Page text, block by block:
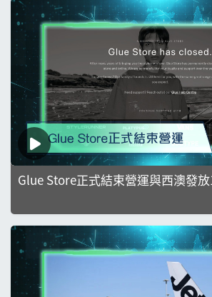
Glue Store正式結束營運與西澳發